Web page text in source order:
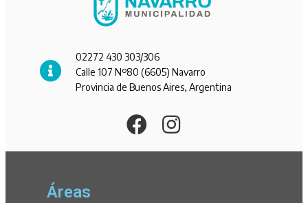
02272 430 303/306
Calle 107 Nº80 (6605) Navarro
Provincia de Buenos Aires, Argentina
Áreas